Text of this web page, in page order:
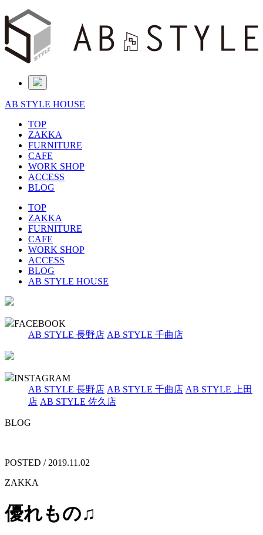
AB STYLE HOUSE
TOP
ZAKKA
FURNITURE
CAFE
WORK SHOP
ACCESS
BLOG
TOP
ZAKKA
FURNITURE
CAFE
WORK SHOP
ACCESS
BLOG
AB STYLE HOUSE
FACEBOOK
AB STYLE 長野店 AB STYLE 千曲店
INSTAGRAM
AB STYLE 長野店 AB STYLE 千曲店 AB STYLE 上田
店 AB STYLE 佐久店
BLOG
POSTED / 2019.11.02
ZAKKA
優れもの♫